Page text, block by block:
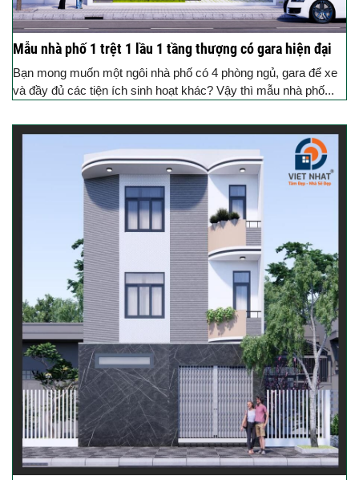
Mẫu nhà phố 1 trệt 1 lầu 1 tầng thượng có gara hiện đại
Bạn mong muốn một ngôi nhà phố có 4 phòng ngủ, gara để xe
và đầy đủ các tiện ích sinh hoạt khác? Vậy thì mẫu nhà phố...